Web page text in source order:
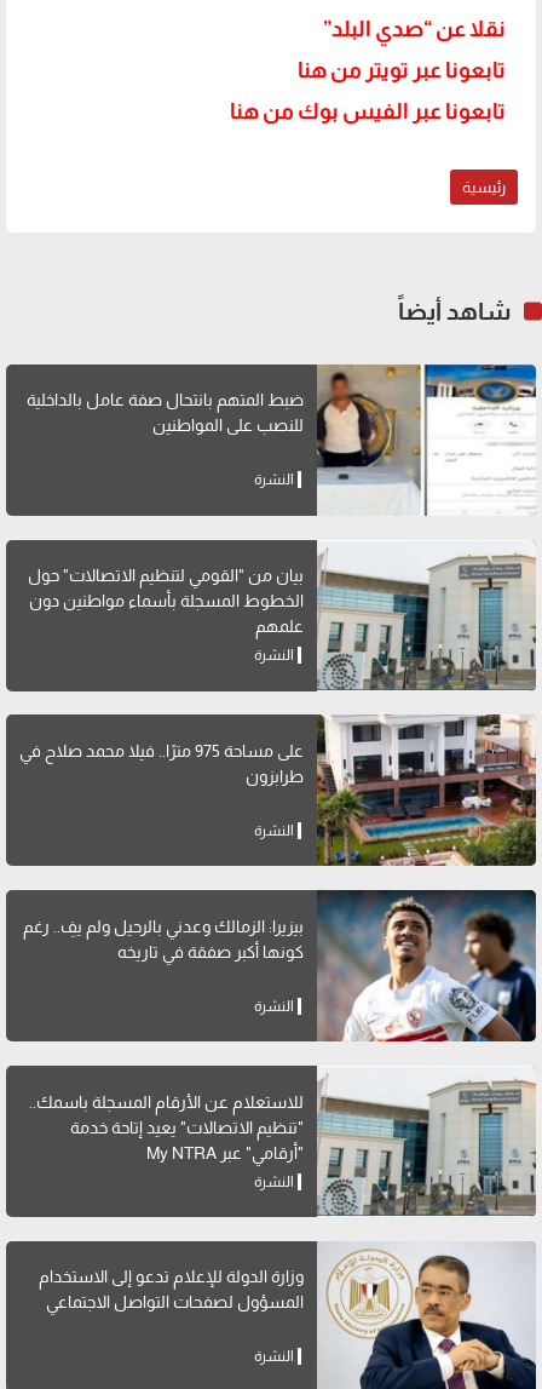
نقلا عن “صدي البلد”
تابعونا عبر تويتر من هنا
تابعونا عبر الفيس بوك من هنا
رئيسية
شاهد أيضاً
ضبط المتهم بانتحال صفة عامل بالداخلية
للنصب على المواطنين
النشرة
بيان من "القومي لتنظيم الاتصالات" حول
الخطوط المسجلة بأسماء مواطنين دون
علمهم
النشرة
على مساحة 975 مترًا.. فيلا محمد صلاح في
طرابزون
النشرة
بيزيرا: الزمالك وعدني بالرحيل ولم يفِ.. رغم
كونها أكبر صفقة في تاريخه
النشرة
للاستعلام عن الأرقام المسجلة باسمك..
"تنظيم الاتصالات" يعيد إتاحة خدمة
"أرقامي" عبر My NTRA
النشرة
وزارة الدولة للإعلام تدعو إلى الاستخدام
المسؤول لصفحات التواصل الاجتماعي
النشرة